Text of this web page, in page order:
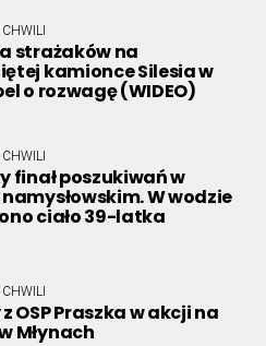
strażaków na
kamionce Silesia w
o rozwagę (WIDEO)
finał poszukiwań w
W wodzie
ciało 39-latka
OSP Praszka w akcji na
Młynach